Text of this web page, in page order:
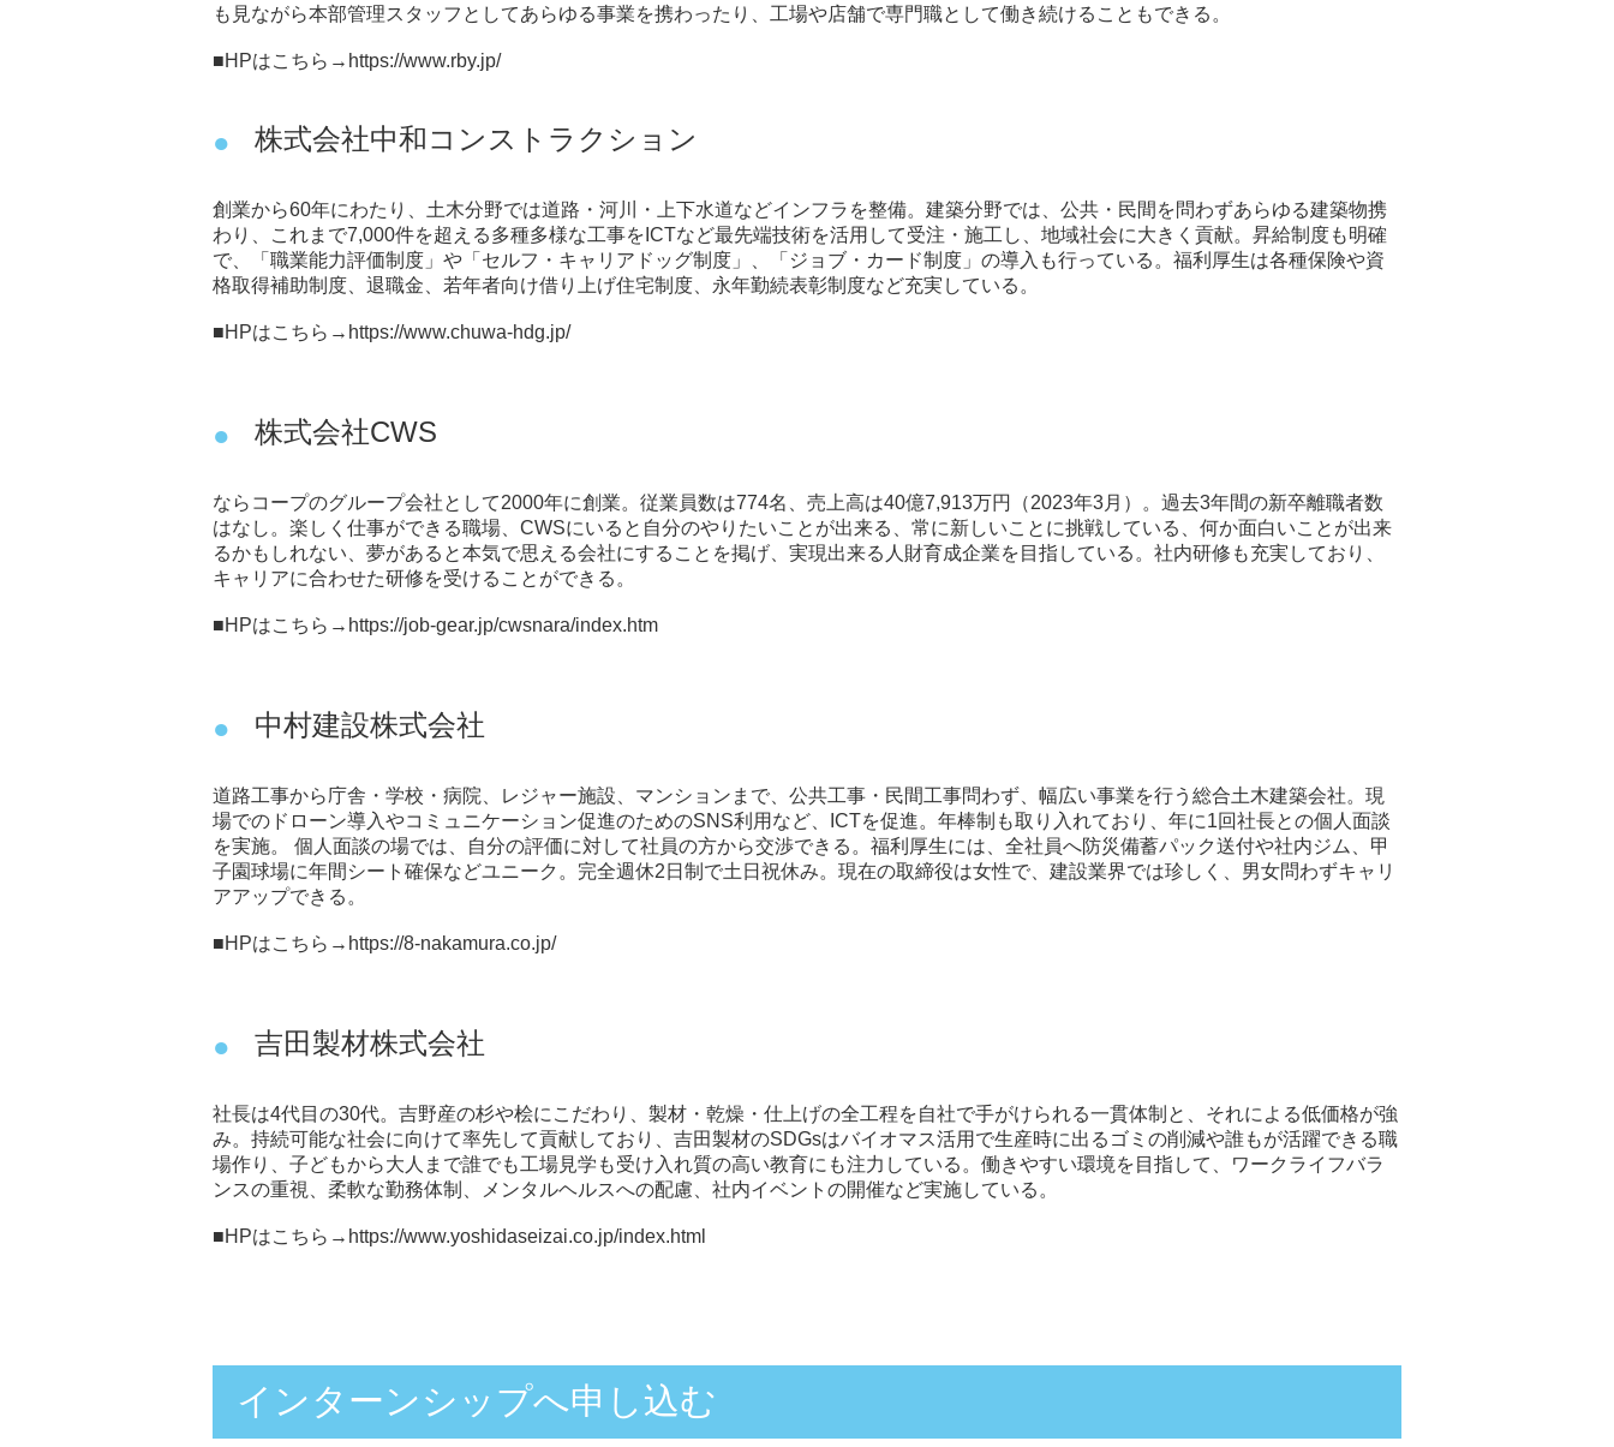
も見ながら本部管理スタッフとしてあらゆる事業を携わったり、工場や店舗で専門職として働き続けることもできる。
■HPはこちら→ https://www.rby.jp/
株式会社中和コンストラクション
創業から60年にわたり、土木分野では道路・河川・上下水道などインフラを整備。建築分野では、公共・民間を問わずあらゆる建築物携
わり、これまで7,000件を超える多種多様な工事をICTなど最先端技術を活用して受注・施工し、地域社会に大きく貢献。昇給制度も明確
で、「職業能力評価制度」や「セルフ・キャリアドッグ制度」、「ジョブ・カード制度」の導入も行っている。福利厚生は各種保険や資
格取得補助制度、退職金、若年者向け借り上げ住宅制度、永年勤続表彰制度など充実している。
■HPはこちら→ https://www.chuwa-hdg.jp/
株式会社CWS
ならコープのグループ会社として2000年に創業。従業員数は774名、売上高は40億7,913万円（2023年3月）。過去3年間の新卒離職者数
はなし。楽しく仕事ができる職場、CWSにいると自分のやりたいことが出来る、常に新しいことに挑戦している、何か面白いことが出来
るかもしれない、夢があると本気で思える会社にすることを掲げ、実現出来る人財育成企業を目指している。社内研修も充実しており、
キャリアに合わせた研修を受けることができる。
■HPはこちら→ https://job-gear.jp/cwsnara/index.htm
中村建設株式会社
道路工事から庁舎・学校・病院、レジャー施設、マンションまで、公共工事・民間工事問わず、幅広い事業を行う総合土木建築会社。現
場でのドローン導入やコミュニケーション促進のためのSNS利用など、ICTを促進。年棒制も取り入れており、年に1回社長との個人面談
を実施。 個人面談の場では、自分の評価に対して社員の方から交渉できる。福利厚生には、全社員へ防災備蓄パック送付や社内ジム、甲
子園球場に年間シート確保などユニーク。完全週休2日制で土日祝休み。現在の取締役は女性で、建設業界では珍しく、男女問わずキャリ
アアップできる。
■HPはこちら→ https://8-nakamura.co.jp/
吉田製材株式会社
社長は4代目の30代。吉野産の杉や桧にこだわり、製材・乾燥・仕上げの全工程を自社で手がけられる一貫体制と、それによる低価格が強
み。持続可能な社会に向けて率先して貢献しており、吉田製材のSDGsはバイオマス活用で生産時に出るゴミの削減や誰もが活躍できる職
場作り、子どもから大人まで誰でも工場見学も受け入れ質の高い教育にも注力している。働きやすい環境を目指して、ワークライフバラ
ンスの重視、柔軟な勤務体制、メンタルヘルスへの配慮、社内イベントの開催など実施している。
■HPはこちら→ https://www.yoshidaseizai.co.jp/index.html
インターンシップへ申し込む